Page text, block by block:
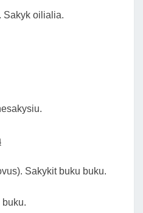
Sakyk oilialia.
Sakykit buku buku.
buku.